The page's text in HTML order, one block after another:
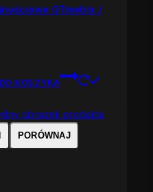
GTmetrix /
KOSZYKA
PORÓWNAJ